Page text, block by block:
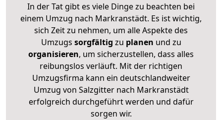
In der Tat gibt es viele Dinge zu beachten bei
einem Umzug nach Markranstädt. Es ist wichtig,
sich Zeit zu nehmen, um alle Aspekte des
Umzugs sorgfältig zu planen und zu
organisieren, um sicherzustellen, dass alles
reibungslos verläuft. Mit der richtigen
Umzugsfirma kann ein deutschlandweiter
Umzug von Salzgitter nach Markranstädt
erfolgreich durchgeführt werden und dafür
sorgen wir.